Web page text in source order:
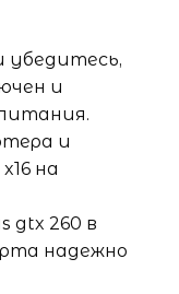
убедитесь,
и
и
на
gtx 260 в
надежно